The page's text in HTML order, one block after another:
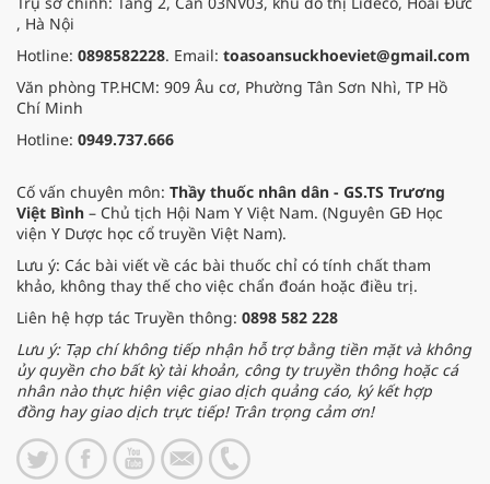
, Hà Nội
Hotline: 0898582228. Email: toasoansuckhoeviet@gmail.com
Văn phòng TP.HCM: 909 Âu cơ, Phường Tân Sơn Nhì, TP Hồ
Chí Minh
Hotline: 0949.737.666
Cố vấn chuyên môn: Thầy thuốc nhân dân - GS.TS Trương
Việt Bình – Chủ tịch Hội Nam Y Việt Nam. (Nguyên GĐ Học
viện Y Dược học cổ truyền Việt Nam).
Lưu ý: Các bài viết về các bài thuốc chỉ có tính chất tham
khảo, không thay thế cho việc chẩn đoán hoặc điều trị.
Liên hệ hợp tác Truyền thông: 0898 582 228
Lưu ý: Tạp chí không tiếp nhận hỗ trợ bằng tiền mặt và không
ủy quyền cho bất kỳ tài khoản, công ty truyền thông hoặc cá
nhân nào thực hiện việc giao dịch quảng cáo, ký kết hợp
đồng hay giao dịch trực tiếp! Trân trọng cảm ơn!